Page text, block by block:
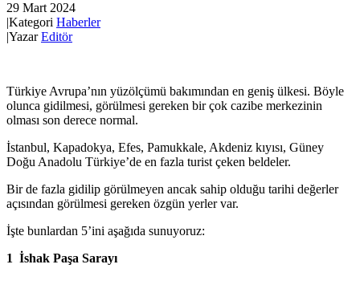
29 Mart 2024
|Kategori Haberler
|YazarEditör
Türkiye Avrupa’nın yüzölçümü bakımından en geniş ülkesi. Böyle
olunca gidilmesi, görülmesi gereken bir çok cazibe merkezinin
olması son derece normal.
İstanbul, Kapadokya, Efes, Pamukkale, Akdeniz kıyısı, Güney
Doğu Anadolu Türkiye’de en fazla turist çeken beldeler.
Bir de fazla gidilip görülmeyen ancak sahip olduğu tarihi değerler
açısından görülmesi gereken özgün yerler var.
İşte bunlardan 5’ini aşağıda sunuyoruz:
1 İshak Paşa Sarayı